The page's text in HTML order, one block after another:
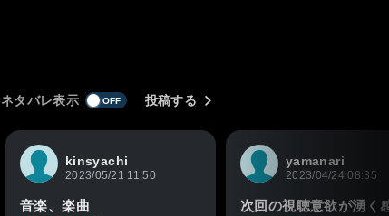
ネタバレ表示 投稿する
kinsyachi
2023/05/21 11:50
音楽、楽曲
yamanari
2023/04/24 08:35
次回の視聴意欲が湧く